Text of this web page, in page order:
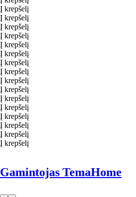
Į krepšelį
Į krepšelį
Į krepšelį
Į krepšelį
Į krepšelį
Į krepšelį
Į krepšelį
Į krepšelį
Į krepšelį
Į krepšelį
Į krepšelį
Į krepšelį
Į krepšelį
Į krepšelį
Į krepšelį
Į krepšelį
Gamintojas TemaHome